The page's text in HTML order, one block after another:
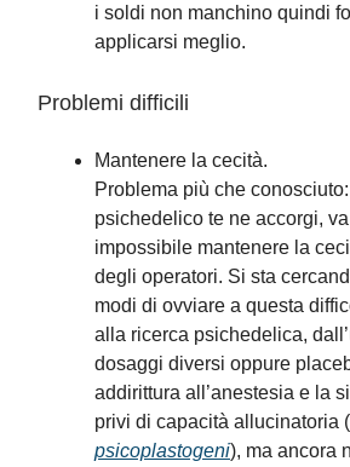
i soldi non manchino quindi
applicarsi meglio.
Problemi difficili
Mantenere la cecità.
Problema più che
psichedelico te ne accorgi,
impossibile mantenere la
degli operatori. Si sta
modi di ovviare a questa
alla ricerca psichedelica,
dosaggi diversi oppure
addirittura all’anestesia e la
privi di capacità allucinatoria
psicoplastogeni), ma ancora